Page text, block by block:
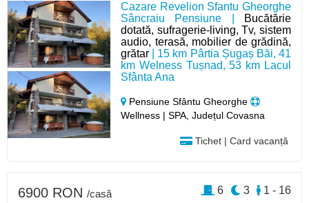
Cazare Revelion Sfantu Gheorghe
Sâncraiu Pensiune |
Bucătărie
dotată, sufragerie-living, Tv, sistem
audio, terasă, mobilier de grădină,
grătar | 15 km Pârtia Șugaș Băi, 41
km Welness Tușnad, 53 km Lacul
Sfânta Ana
Pensiune Sfântu Gheorghe
Wellness | SPA, Județul Covasna
Tichet | Card vacanță
6900 RON /casă 1 - 16
3
6